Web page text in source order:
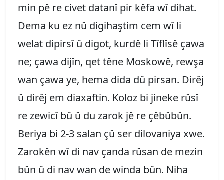
min pê re civet datanî pir kêfa wî dihat.
Dema ku ez nû digihaştim cem wî li
welat dipirsî û digot, kurdê li Tîflîsê çawa
ne; çawa dijîn, qet têne Moskowê, rewşa
wan çawa ye, hema dida dû pirsan. Dirêj
û dirêj em diaxaftin. Koloz bi jineke rûsî
re zewicî bû û du zarok jê re çêbûbûn.
Beriya bi 2-3 salan çû ser dilovaniya xwe.
Zarokên wî di nav çanda rûsan de mezin
bûn û di nav wan de winda bûn. Niha